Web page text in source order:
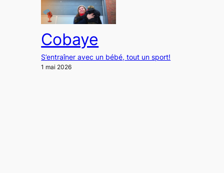
Cobaye
S’entraîner avec un bébé, tout un sport!
1 mai 2026